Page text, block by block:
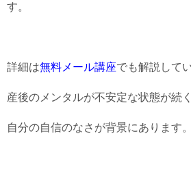
す。
詳細は無料メール講座でも解説して
産後のメンタルが不安定な状態が続く
自分の自信のなさが背景にあります。